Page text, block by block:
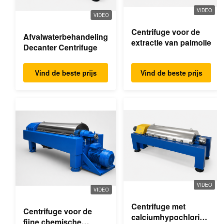
VIDEO
Afvalwaterbehandeling
Decanter Centrifuge
Vind de beste prijs
VIDEO
Centrifuge voor de
extractie van palmolie
Vind de beste prijs
VIDEO
Centrifuge voor de
VIDEO
Centrifuge met
calciumhypochloride-